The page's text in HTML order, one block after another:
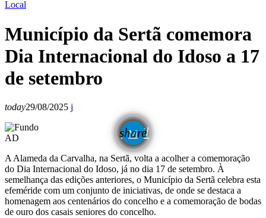
Local
Município da Sertã comemora
Dia Internacional do Idoso a 17
de setembro
today29/08/2025
share
email
AD
A Alameda da Carvalha, na Sertã, volta a acolher a comemoração
do Dia Internacional do Idoso, já no dia 17 de setembro. À
semelhança das edições anteriores, o Município da Sertã celebra esta
efeméride com um conjunto de iniciativas, de onde se destaca a
homenagem aos centenários do concelho e a comemoração de bodas
de ouro dos casais seniores do concelho.